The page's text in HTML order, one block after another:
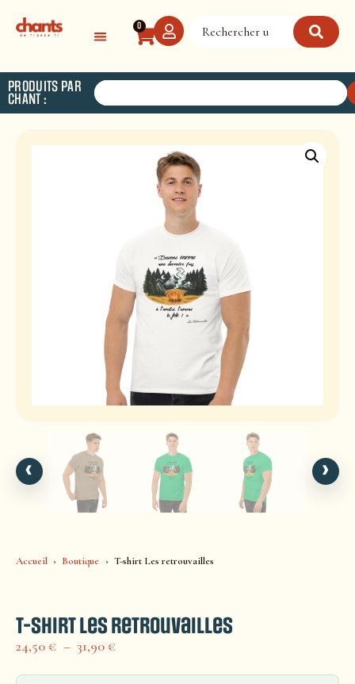
0
PRODUITS PAR
CHANT :
Accueil Boutique T-shirt Les retrouvailles
T-shirt Les retrouvailles
24,50€ – 31,90€
‹ ›